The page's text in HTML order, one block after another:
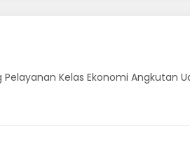
Kelas Ekonomi Angkutan